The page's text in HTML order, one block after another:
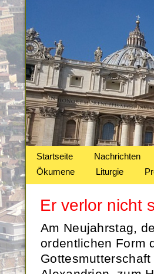
Startseite Nachrichten
Ökumene
Liturgie
Er verlor nicht
Am Neujahrstag,
ordentlichen Form